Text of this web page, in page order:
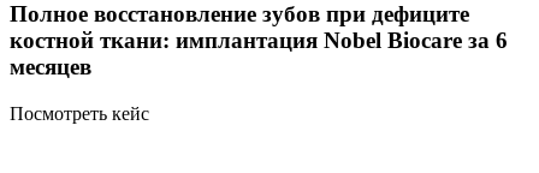
Полное восстановление зубов при дефиците
костной ткани: имплантация Nobel Biocare за 6
месяцев
Посмотреть кейс